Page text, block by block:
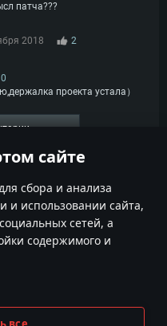
сайте
сбора и анализа
и использовании сайта,
сетей, а
содержимого и
патча???
2018
2
0
проекта устала）